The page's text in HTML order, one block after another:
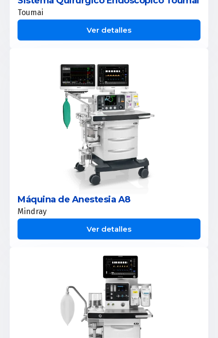
Toumai
Ver detalles
Máquina de Anestesia A8
Mindray
Ver detalles